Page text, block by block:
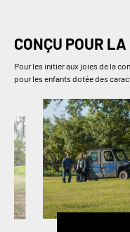
CONÇU POUR
Pour les initier aux joies de la
pour les enfants dotée des